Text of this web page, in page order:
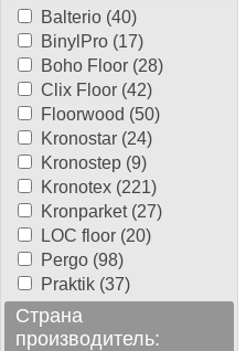
Balterio (40)
BinylPro (17)
Boho Floor (28)
Clix Floor (42)
Floorwood (50)
Kronostar (24)
Kronostep (9)
Kronotex (221)
Kronparket (27)
LOC floor (20)
Pergo (98)
Praktik (37)
Страна
производитель: